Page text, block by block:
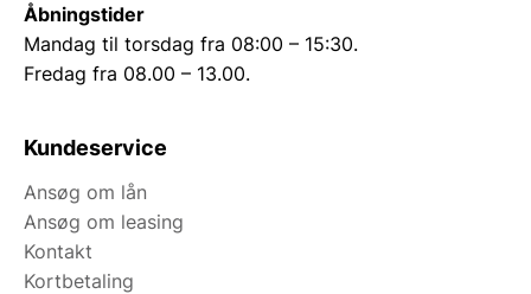
Åbningstider
Mandag til torsdag fra 08:00 – 15:30.
Fredag fra 08.00 – 13.00.
Kundeservice
Ansøg om lån
Ansøg om leasing
Kontakt
Kortbetaling